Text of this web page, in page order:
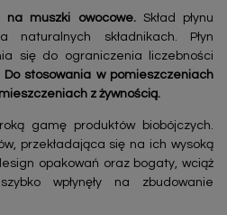
na muszki owocowe.Skład płynu
składnikach. Płyn
się do ograniczenia liczebności
Do stosowania w pomieszczeniach
z żywnością.
gamę produktów biobójczych.
przekładająca się na ich wysoką
opakowań oraz bogaty, wciąż
wpłynęły na zbudowanie